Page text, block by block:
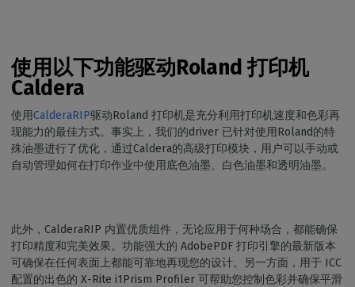
使用以下功能驱动Roland 打印机
Caldera
使用CalderaRIP驱动Roland 打印机是充分利用打印机速度和色彩再
现能力的最佳方式。事实上，我们的driver 已针对使用Roland的特
殊油墨进行了优化，通过Caldera的高级打印模块，用户可以手动或
自动管理如何在打印作业中使用底色油墨、白色油墨和透明油墨。
此外，CalderaRIP 内置优质组件，无论应用于何种场合，都能确保
打印精度和完美效果。功能强大的 AdobePDF 打印引擎的最新版本
可确保在任何表面上都能可靠地再现您的设计。另一方面，用于 ICC
配置的出色的 X-Rite i1Prism Profiler 可帮助您控制色彩并确保平滑